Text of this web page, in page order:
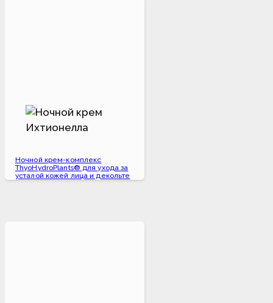
Ночной крем-комплекс
ThyoHydroPlants® для ухода за
усталой кожей лица и декольте